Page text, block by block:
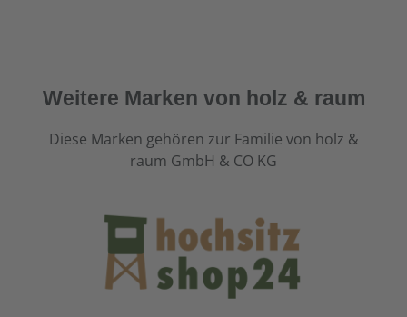
Weitere Marken von holz & raum
Diese Marken gehören zur Familie von holz &
raum GmbH & CO KG